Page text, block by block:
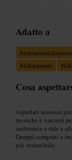
Adatto a
#
#Allenamento #
Cosa
Aspettati sessioni
tecniche e varianti
endurance e ride a
Gruppi compatti e
più sostenibile.